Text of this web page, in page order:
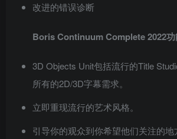
改进的错误诊断
Boris Continuum Complete 2022
3D Objects Unit包括流行的Title
所有的2D/3D字幕需求。
立即重现流行的艺术风格。
引导你的观众到你希望他们关注的地